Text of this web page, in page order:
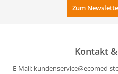
Kontakt
E-Mail: kundenservice@ecomed-